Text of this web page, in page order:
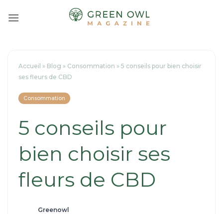
au
Accueil » Blog » Consommation » 5 conseils pour bien choisir
ses fleurs de CBD
Consommation
5 conseils pour
bien choisir ses
fleurs de CBD
Greenowl